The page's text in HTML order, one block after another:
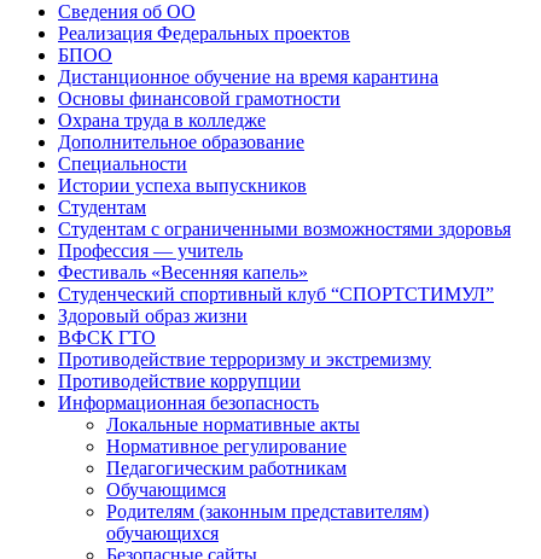
Сведения об ОО
Реализация Федеральных проектов
БПОО
Дистанционное обучение на время карантина
Основы финансовой грамотности
Охрана труда в колледже
Дополнительное образование
Специальности
Истории успеха выпускников
Студентам
Студентам с ограниченными возможностями здоровья
Профессия — учитель
Фестиваль «Весенняя капель»
Студенческий спортивный клуб “СПОРТСТИМУЛ”
Здоровый образ жизни
ВФСК ГТО
Противодействие терроризму и экстремизму
Противодействие коррупции
Информационная безопасность
Локальные нормативные акты
Нормативное регулирование
Педагогическим работникам
Обучающимся
Родителям (законным представителям)
обучающихся